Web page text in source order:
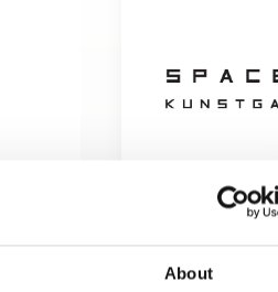
About
Produktet er tilføjet af: